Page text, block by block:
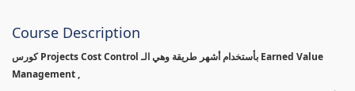
Course Description
كورس Projects Cost Control بأستخدام أشهر طريقة وهي الـ Earned Value
Management ,